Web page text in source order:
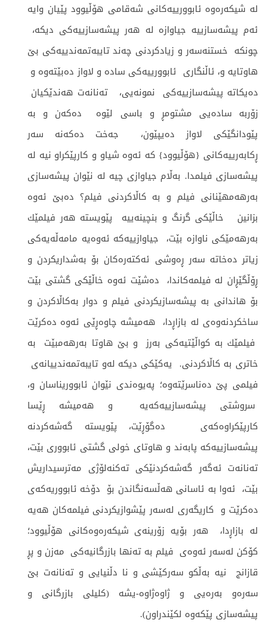
له‌ شیكه‌ره‌وه‌ ئابوورییه‌كانی شه‌قامی هۆڵیوود پێیان وایه‌
ئه‌م پیشه‌سازییه‌ جیاوازه‌ له‌ هه‌ر پیشه‌سازییه‌كی دیكه، ‌
چونكه‌ خستنه‌سه‌ر و زیادكردنی چه‌ند تایبه‌تمه‌ندییه‌كی بێ
هاوتایه‌ و، ئاڵنگاری ئابوورییه‌كی ساده‌ و لاواز ده‌بێته‌وه‌ و
ده‌یكاته‌ پیشه‌سازییه‌كی نمونه‌یی، ‌ ته‌نانه‌ت هه‌ندێكیان
زۆربه‌ ساده‌یی مشتومڕ و باسی لێوه‌ ‌ ده‌كه‌ن و به‌
پێودانگێكی لاواز ده‌یپێون، جه‌خت ده‌كه‌نه‌ سه‌ر
ڕكابه‌رییه‌كانی {هۆڵیوود} كه‌ ئه‌وه‌ شیاو و كارپێكراو نیه‌ له‌
پیشه‌سازی فیلمدا. به‌ڵام جیاوازی چیه‌ له‌ نێوان پیشه‌سازی
به‌رهه‌مهێنانی فیلم و به‌ كاڵاكردنی فیلم؟ ده‌بێ ئه‌وه‌
بزانین خاڵێكی گرنگ و بنچینه‌ییه‌ پێویسته‌ هه‌ر فیلمێك
به‌رهه‌مێكی ناوازه‌ بێت، جیاوازییه‌كه‌ ئه‌وه‌یه‌‌ مامه‌ڵه‌یه‌كی
زیاتر ده‌خاته‌ سه‌ر ڕه‌وشی ئه‌كته‌ره‌كان بۆ به‌شداریكردن و
ڕۆڵگێڕان له‌ فیلمه‌كاندا، ده‌شێت ئه‌وه‌ خاڵێكی گشتی بێت
بۆ هاندانی به‌ پیشه‌سازیكردنی فیلم و دوار به‌كاڵاكردن و
ساخكردنه‌وه‌ی له‌ بازاڕدا، هه‌میشه‌ چاوه‌ڕێی ئه‌وه‌ ده‌كرێت
فیلمێك به‌ كواڵێتیه‌كی به‌رز و بێ هاوتا به‌رهه‌مبێت به‌
خاتری به‌ كاڵاكردنی. یه‌كێكی دیكه‌ له‌و تایبه‌تمه‌ندییانه‌ی
فیلمی پێ ده‌ناسرێته‌وه؛‌ په‌یوه‌ندی نێوان ئابووریناسان و،
سروشتی پیشه‌سازییه‌كه‌یه‌‌ و هه‌میشه‌ ڕێسا
كارپێكراوه‌كه‌ی ده‌گۆڕێت، پێویسته‌ گه‌شه‌كردنه‌
پیشه‌سازییه‌كه‌ پابه‌ند و هاوتای خولی گشتی ئابووری بێت،
‌ته‌نانه‌ت ئه‌گه‌ر گه‌شه‌كردنێكی ته‌كنه‌لۆژی مه‌ترسیداریش
بێت، ئه‌وا به‌ ئاسانی هه‌ڵسه‌نگاندن بۆ دۆخه‌ ئابووریه‌كه‌ی‌
ده‌كرێت و كاریگه‌ری له‌سه‌ر پێشوازیكردنی فیلمه‌كان هه‌یه‌
له‌ بازاڕدا، هه‌ر بۆیه‌ زۆرینه‌ی شیكه‌ره‌وه‌كانی هۆڵیوود؛
كۆكن له‌سه‌ر ئه‌وه‌ی ‌ فیلم به‌ ته‌نها بازرگانیه‌كی‌ مه‌زن و پڕ
قازانج نیه‌ به‌ڵكو سه‌ركێشی و نا دڵنیایی و ته‌نانه‌ت بێ
سه‌ره‌و به‌ره‌یی و ژاوه‌ژاوه-یشه‌‌ (كلیلی بازرگانی و
پیشه‌سازی پێكه‌وه‌ لكێندراون).